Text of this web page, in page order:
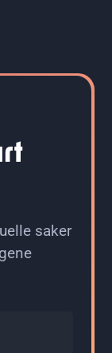
saker